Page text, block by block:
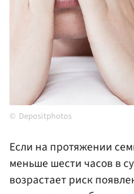
Depositphotos
Если на протяжении
меньше шести часов в
возрастает риск